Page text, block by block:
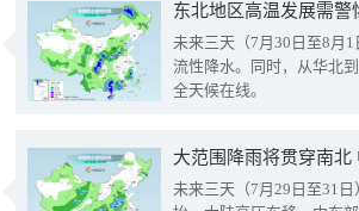
东北地区高温发展需
未来三天（7月30日至8月
流性降水。同时，从华北
全天候在线。
大范围降雨将贯穿南
未来三天（7月29日至31